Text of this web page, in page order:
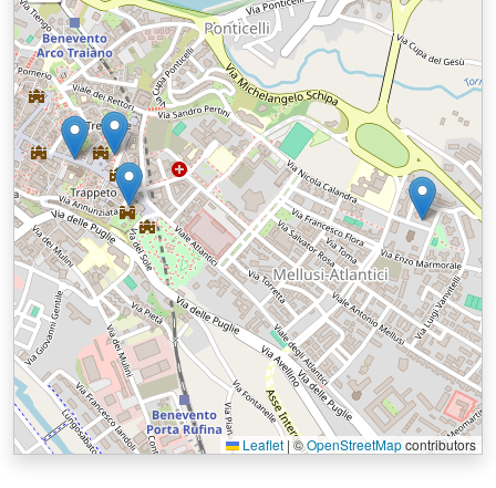
Leaflet |©OpenStreetMapcontributors